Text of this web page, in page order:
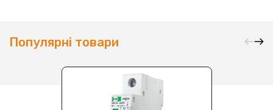
Популярні товари